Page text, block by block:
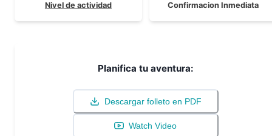
Nivel de actividad Confirmacion Inmediata
Planifica tu aventura:
Descargar folleto en PDF
Watch Video